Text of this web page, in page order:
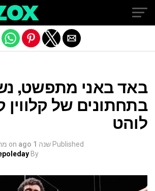
באד באני מתפשט,
בתחתונים של קלווין
לוהט
Published שנה 1 ago on מרץ
By
Exit mobile version